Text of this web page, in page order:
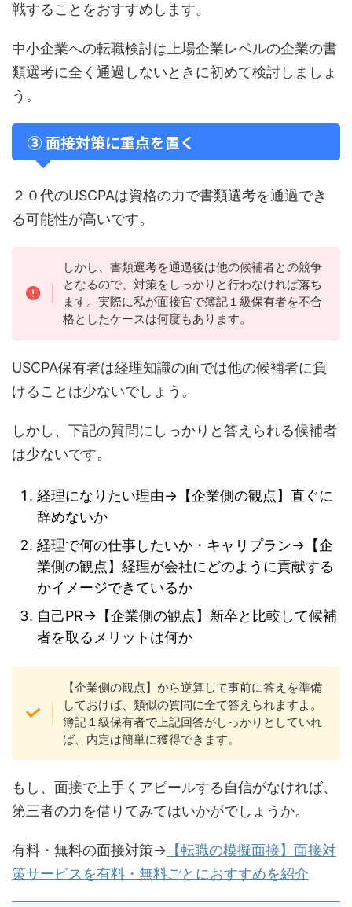
戦することをおすすめします。
中小企業への転職検討は上場企業レベルの企業の書
類選考に全く通過しないときに初めて検討しましょ
う。
③ 面接対策に重点を置く
２０代のUSCPAは資格の力で書類選考を通過でき
る可能性が高いです。
しかし、書類選考を通過後は他の候補者との競争
となるので、対策をしっかりと行わなければ落ち
ます。実際に私が面接官で簿記１級保有者を不合
格としたケースは何度もあります。
USCPA保有者は経理知識の面では他の候補者に負
けることは少ないでしょう。
しかし、下記の質問にしっかりと答えられる候補者
は少ないです。
経理になりたい理由→【企業側の観点】直ぐに
辞めないか
経理で何の仕事したいか・キャリプラン→【企
業側の観点】経理が会社にどのように貢献する
かイメージできているか
自己PR→【企業側の観点】新卒と比較して候補
者を取るメリットは何か
【企業側の観点】から逆算して事前に答えを準備
しておけば、類似の質問に全て答えられますよ。
簿記１級保有者で上記回答がしっかりとしていれ
ば、内定は簡単に獲得できます。
もし、面接で上手くアピールする自信がなければ、
第三者の力を借りてみてはいかがでしょうか。
有料・無料の面接対策→ 【転職の模擬面接】面接対
策サービスを有料・無料ごとにおすすめを紹介